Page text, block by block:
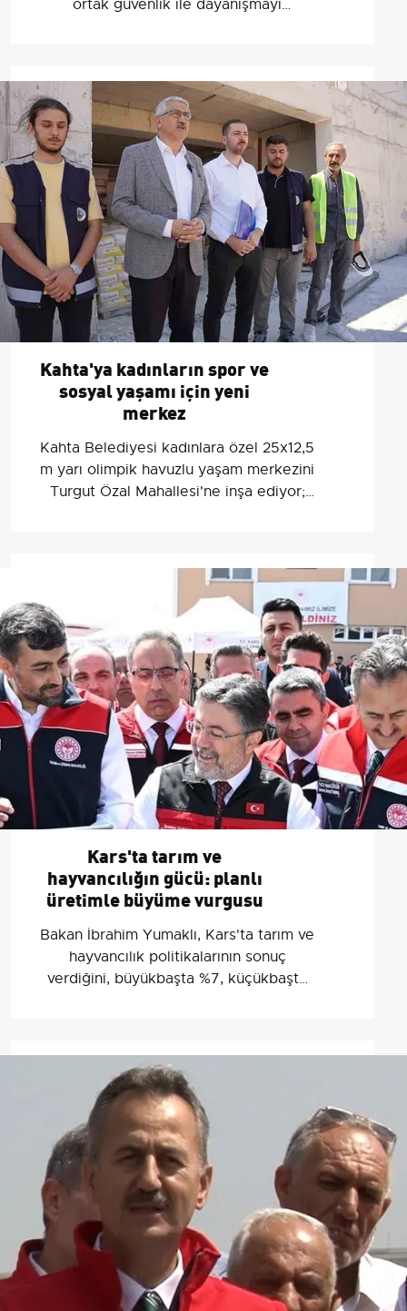
ortak güvenlik ile dayanışmayı
Kahta'ya kadınların spor ve
sosyal yaşamı için yeni
merkez
Kahta Belediyesi kadınlara özel 25x12,5
m yarı olimpik havuzlu yaşam merkezini
Turgut Özal Mahallesi'ne inşa ediyor;
Kars'ta tarım ve
hayvancılığın gücü: planlı
üretimle büyüme vurgusu
Bakan İbrahim Yumaklı, Kars'ta tarım ve
hayvancılık politikalarının sonuç
verdiğini, büyükbaşta %7, küçükbaşta